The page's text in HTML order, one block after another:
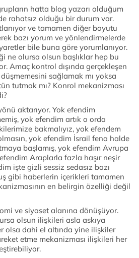
hatta blog yazarı olduğum
rahatsız olduğu bir durum var.
ve tamamen diğer boyutu
bazı yorum ve yönlendirmelerde
bile buna göre yorumlanıyor.
ne olursa olsun başlıklar hep bu
Amaç kontrol dışında gerçekleşen
düşmemesini sağlamak mı yoksa
tutmak mı? Konrol mekanizması
aktarıyor. Yok efendim
yok efendim artık o orda
bakmalıyız, yok efendem
yok efendim İsrail fena halde
başlamış, yok efendim Avrupa
Araplarla fazla haşır neşir
işte gizli sessiz sedasız bazı
gibi haberlerin içerikleri tamamen
en belirgin özelliği değil
ve siyaset alanına dönüşüyor.
olsun ilişkileri asla askıya
olsa dahi el altında yine ilişkiler
etme mekanizması ilişkileri her